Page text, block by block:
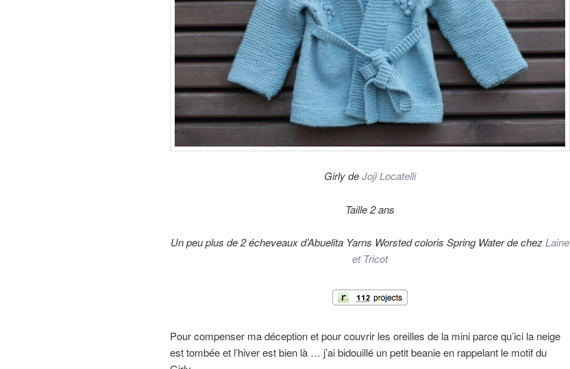
Girly deJoji Locatelli
Taille 2 ans
Un peu plus de 2 écheveaux d’Abuelita Yarns Worsted coloris Spring Water de chezLaine
et Tricot
Pour compenser ma déception et pour couvrir les oreilles de la mini parce qu’ici la neige
est tombée et l’hiver est bien là … j’ai bidouillé un petit beanie en rappelant le motif du